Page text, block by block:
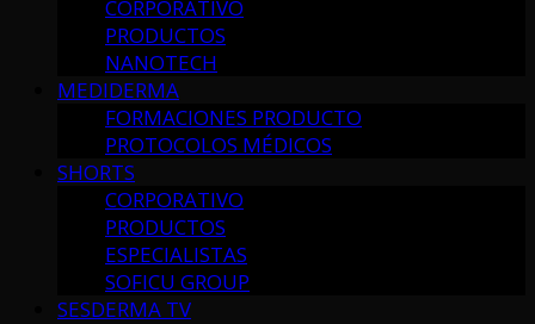
CORPORATIVO
PRODUCTOS
NANOTECH
MEDIDERMA
FORMACIONES PRODUCTO
PROTOCOLOS MÉDICOS
SHORTS
CORPORATIVO
PRODUCTOS
ESPECIALISTAS
SOFICU GROUP
SESDERMA TV